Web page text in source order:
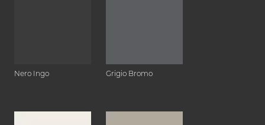
Nero Ingo Grigio Bromo